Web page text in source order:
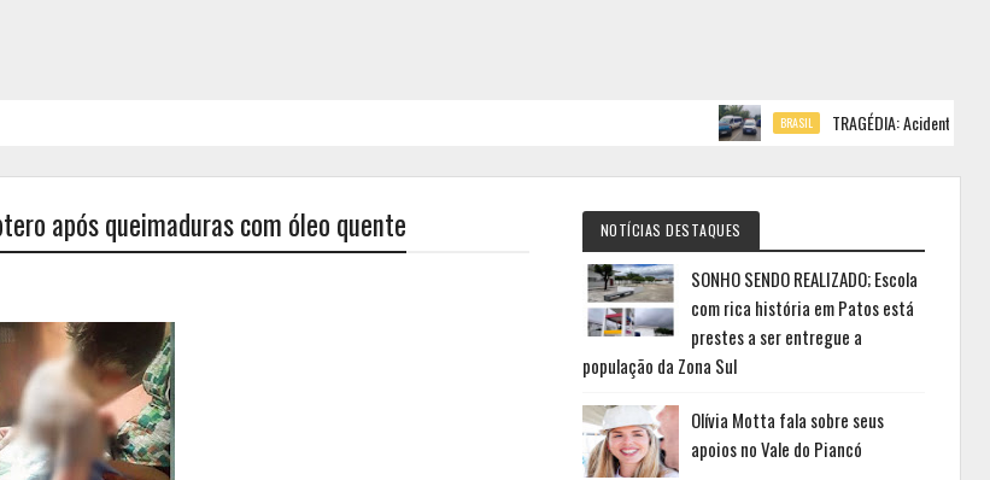
BRASIL TRAGÉDIA: Acidente deixa
após queimaduras com óleo quente NOTÍCIAS DESTAQUES
SONHO SENDO REALIZADO; Escola
com rica história em Patos está
prestes a ser entregue a
população da Zona Sul
Olívia Motta fala sobre seus
apoios no Vale do Piancó